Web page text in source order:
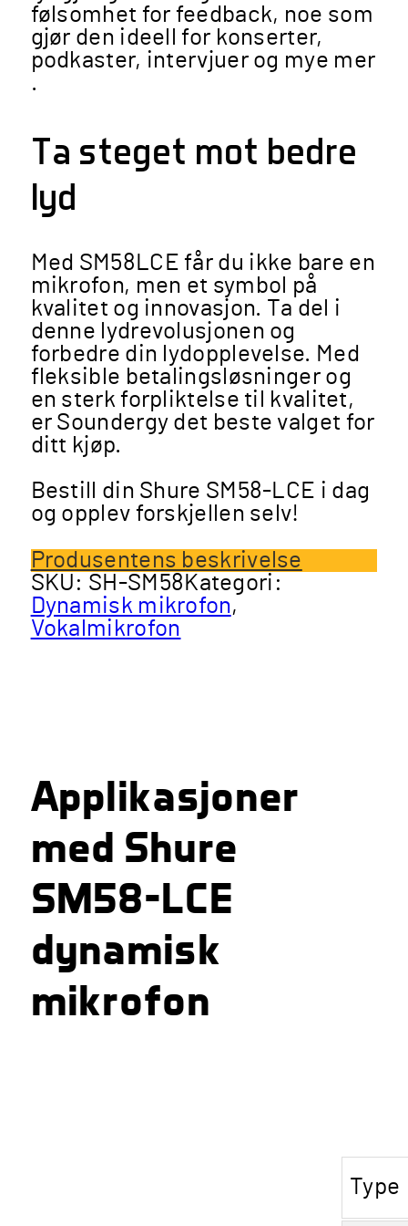
følsomhet for feedback, noe som
gjør den ideell for konserter,
podkaster, intervjuer og mye mer​​
.
Ta steget mot bedre
lyd
Med SM58LCE får du ikke bare en
mikrofon, men et symbol på
kvalitet og innovasjon. Ta del i
denne lydrevolusjonen og
forbedre din lydopplevelse. Med
fleksible betalingsløsninger og
en sterk forpliktelse til kvalitet,
er Soundergy det beste valget for
ditt kjøp​​.
Bestill din Shure SM58-LCE i dag
og opplev forskjellen selv!
Produsentens beskrivelse
SKU: SH-SM58 Kategori:
Dynamisk mikrofon,
Vokalmikrofon
Applikasjoner
med Shure
SM58-LCE
dynamisk
mikrofon
Type